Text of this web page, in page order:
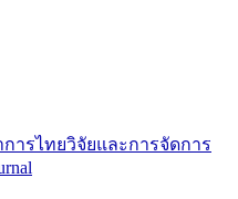
ารไทยวิจัยและการจัดการ